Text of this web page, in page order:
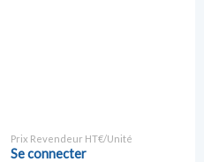
Prix Revendeur HT€/Unité
Se connecter